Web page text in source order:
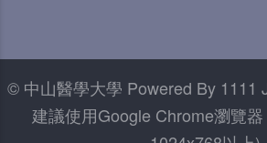
© 中山醫學大學 Powered By 1111
建議使用Google Chrome瀏覽